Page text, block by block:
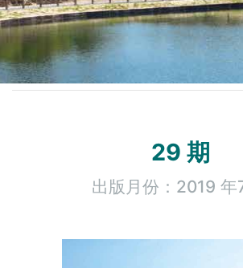
29 期
出版月份：2019 年